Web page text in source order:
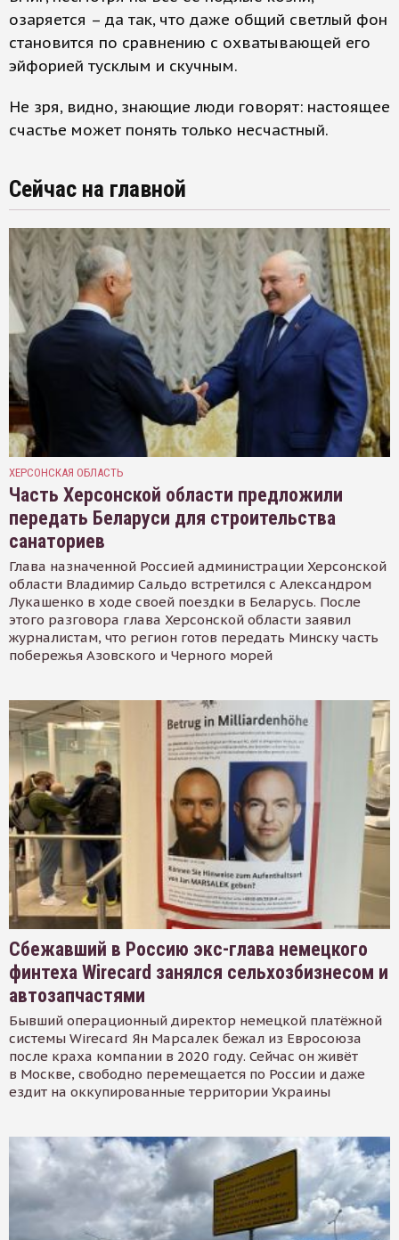
озаряется – да так, что даже общий светлый фон
становится по сравнению с охватывающей его
эйфорией тусклым и скучным.
Не зря, видно, знающие люди говорят: настоящее
счастье может понять только несчастный.
Сейчас на главной
ХЕРСОНСКАЯ ОБЛАСТЬ
Часть Херсонской области предложили
передать Беларуси для строительства
санаториев
Глава назначенной Россией администрации Херсонской
области Владимир Сальдо встретился с Александром
Лукашенко в ходе своей поездки в Беларусь. После
этого разговора глава Херсонской области заявил
журналистам, что регион готов передать Минску часть
побережья Азовского и Черного морей
Сбежавший в Россию экс-глава немецкого
финтеха Wirecard занялся сельхозбизнесом и
автозапчастями
Бывший операционный директор немецкой платёжной
системы Wirecard Ян Марсалек бежал из Евросоюза
после краха компании в 2020 году. Сейчас он живёт
в Москве, свободно перемещается по России и даже
ездит на оккупированные территории Украины